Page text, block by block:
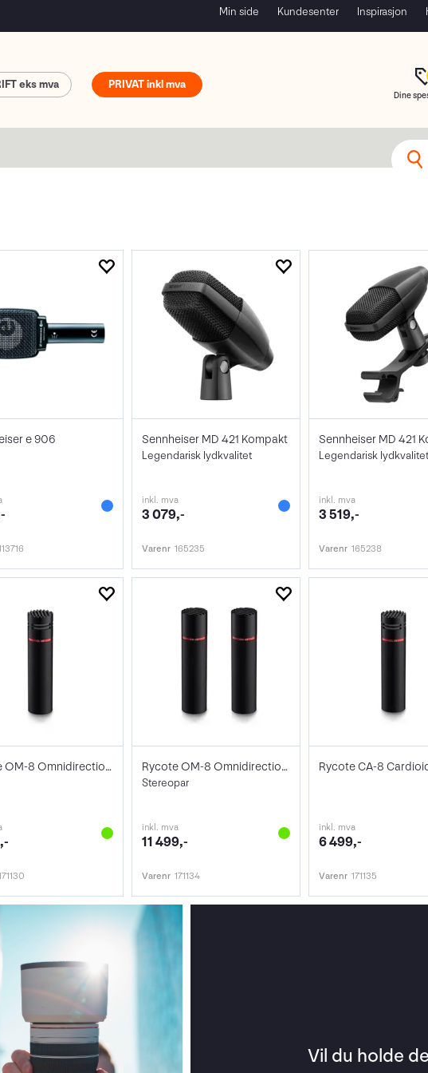
Min side Kundesenter Inspirasjon
Dine
PRIVAT
e 906 Sennheiser MD 421 Kompakt
Legendarisk lydkvalitet
inkl. mva
3 079,-
Varenr 165235
Legendarisk lydkvalitet
inkl. mva
3 519,-
Varenr 165238
Rycote OM-8 Omnidirectional Microphone Rycote OM-8 Omnidirectional Microphone
Stereopar
inkl. mva
11 499,-
Varenr 171134
inkl. mva
6 499,-
Varenr 171135
Vil du holde